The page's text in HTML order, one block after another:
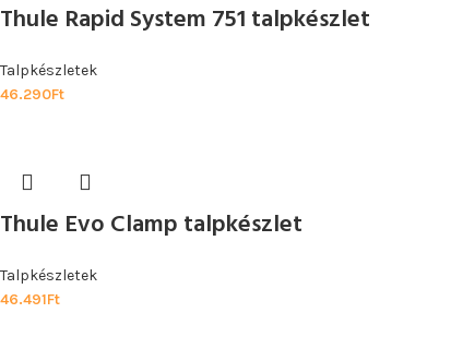
Thule Rapid System 751 talpkészlet
Talpkészletek
46.290Ft
Thule Evo Clamp talpkészlet
Talpkészletek
46.491Ft